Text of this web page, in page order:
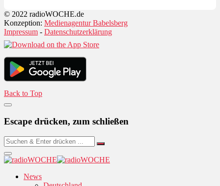
© 2022 radioWOCHE.de
Konzeption: Medienagentur Babelsberg
Impressum - Datenschutzerklärung
Back to Top
Escape drücken, zum schließen
News